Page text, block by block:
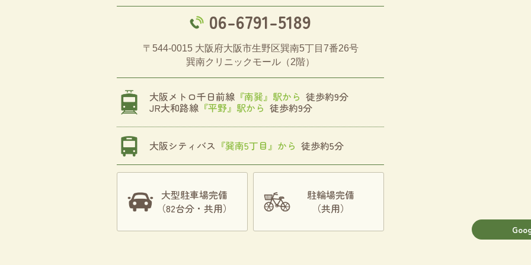
06-6791-5189
〒544-0015 大阪府大阪市生野区巽南5丁目7番26号
巽南クリニックモール（2階）
大阪メトロ千日前線 『南巽』駅から 徒歩約9分
JR大和路線 『平野』駅から 徒歩約9分
大阪シティバス 『巽南5丁目』から 徒歩約5分
大型駐車場完備
（82台分・共用）
駐輪場完備
（共用）